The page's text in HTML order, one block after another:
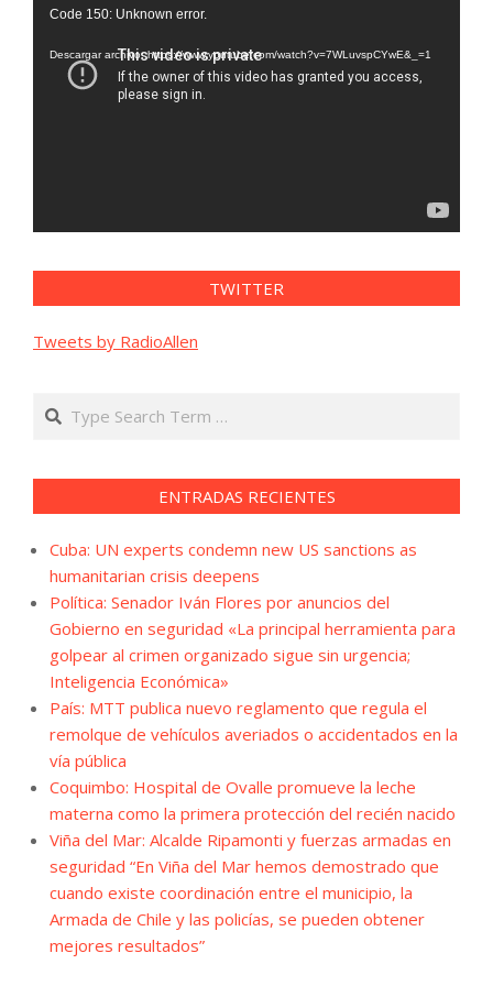
vídeo
Code 150: Unknown error.
Descargar archivo: https://www.youtube.com/watch?v=7WLuvspCYwE&_=1
TWITTER
Tweets by RadioAllen
Search
ENTRADAS RECIENTES
Cuba: UN experts condemn new US sanctions as
humanitarian crisis deepens
Política: Senador Iván Flores por anuncios del
Gobierno en seguridad «La principal herramienta para
golpear al crimen organizado sigue sin urgencia;
Inteligencia Económica»
País: MTT publica nuevo reglamento que regula el
remolque de vehículos averiados o accidentados en la
vía pública
Coquimbo: Hospital de Ovalle promueve la leche
materna como la primera protección del recién nacido
Viña del Mar: Alcalde Ripamonti y fuerzas armadas en
seguridad “En Viña del Mar hemos demostrado que
cuando existe coordinación entre el municipio, la
Armada de Chile y las policías, se pueden obtener
mejores resultados”